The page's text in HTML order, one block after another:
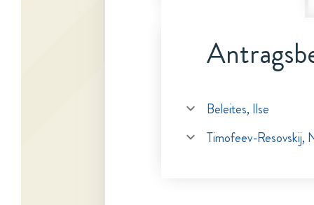
Beleites, Ilse
Timofeev-Resovskij,